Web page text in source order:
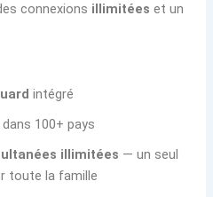
connexions illimitées et un
intégré
dans 100+ pays
illimitées — un seul
toute la famille